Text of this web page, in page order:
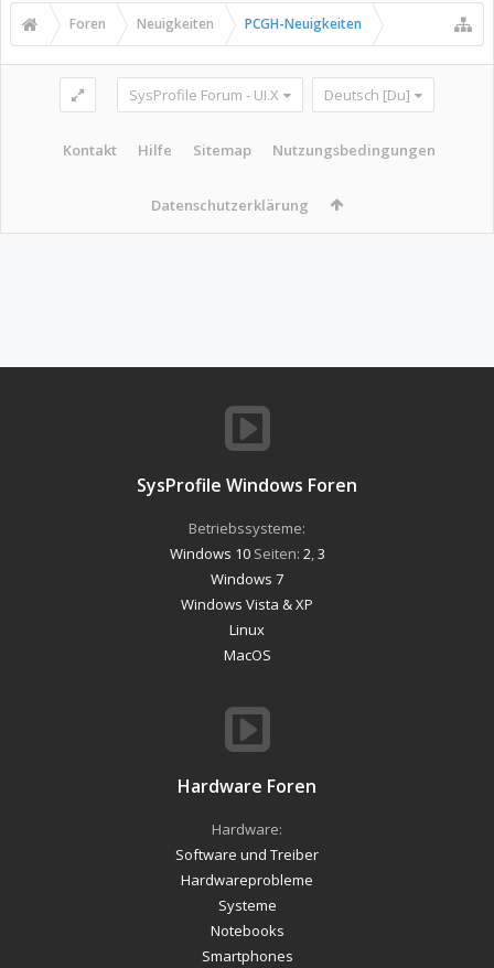
Foren Neuigkeiten PCGH-Neuigkeiten
SysProfile Forum - UI.X Deutsch [Du]
Kontakt Hilfe Sitemap Nutzungsbedingungen
Datenschutzerklärung
SysProfile Windows Foren
Betriebssysteme:
Windows 10Seiten: 2 3
Windows 7
Windows Vista & XP
Linux
MacOS
Hardware Foren
Hardware:
Software und Treiber
Hardwareprobleme
Systeme
Notebooks
Smartphones